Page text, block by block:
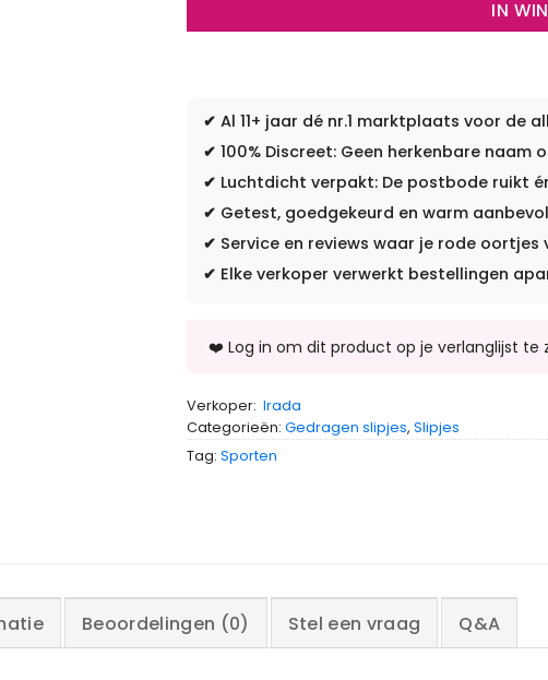
IN
✔ Al 11+ jaar dé nr.1 marktplaats voor de
✔ 100% Discreet: Geen herkenbare naam
✔ Luchtdicht verpakt: De postbode ruikt
✔ Getest, goedgekeurd en warm
✔ Service en reviews waar je rode oortjes
✔ Elke verkoper verwerkt bestellingen
Verkoper: Irada
Categorieën: Gedragen slipjes, Slipjes
Tag: Sporten
Beoordelingen (0) Stel een vraag Q&A